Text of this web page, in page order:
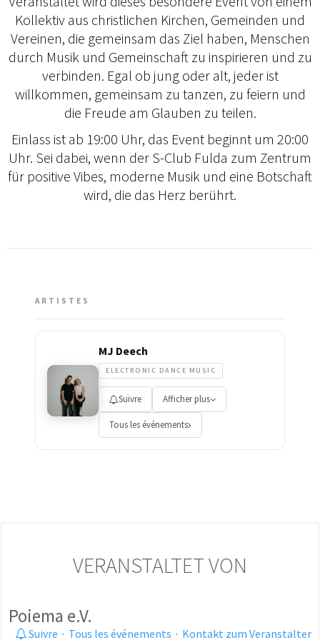
Kollektiv aus christlichen Kirchen, Gemeinden und
Vereinen, die gemeinsam das Ziel haben, Menschen
durch Musik und Gemeinschaft zu inspirieren und zu
verbinden. Egal ob jung oder alt, jeder ist
willkommen, gemeinsam zu tanzen, zu feiern und
die Freude am Glauben zu teilen.
Einlass ist ab 19:00 Uhr, das Event beginnt um 20:00
Uhr. Sei dabei, wenn der S-Club Fulda zum Zentrum
für positive Vibes, moderne Musik und eine Botschaft
wird, die das Herz berührt.
ARTISTES
MJ Deech
ELECTRONIC DANCE MUSIC
Suivre Afficher plus
Tous les événements
VERANSTALTET VON
Poiema e.V.
Suivre · Tous les événements · Kontakt zum Veranstalter